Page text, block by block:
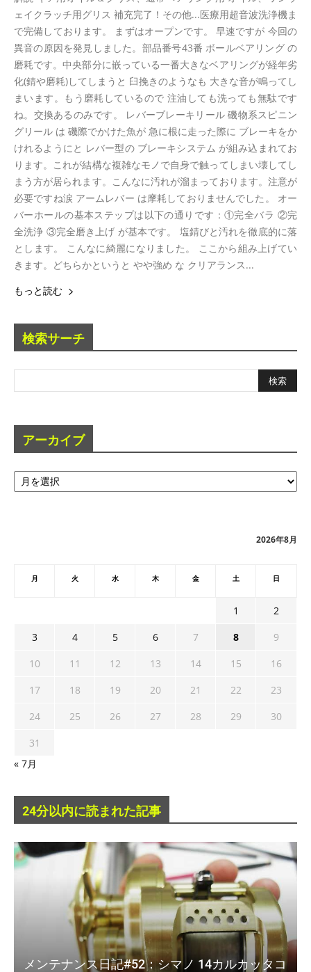
ェイクラッチ用グリス 補充完了！その他...医療用超音波洗浄機ま
で完備しております。 まずはオープンです。 早速ですが 今回の
異音の原因を発見しました。部品番号43番 ボールベアリング の
磨耗です。中央部分に嵌っている一番大きなベアリングが経年劣
化(錆や磨耗)してしまうと 臼挽きのようなも 大きな音が鳴ってし
まいます。もう磨耗しているので 注油しても洗っても無駄です
ね。交換あるのみです。 レバーブレーキリール 磯物系スピニン
グリール は 磯際でかけた魚が 急に根に走った際に ブレーキをか
けれるようにと レバー型の ブレーキシステム が組み込まれてお
ります。これが結構な複雑なモノで自身で触ってしまい壊してし
まう方が居られます。こんなに汚れが溜まっております。注意が
必要ですね涙 アームレバー は摩耗しておりませんでした。 オー
バーホールの基本ステップは以下の通りです：①完全バラ ②完
全洗浄 ③完全磨き上げ が基本です。 塩錆びと汚れを徹底的に落
とします。 こんなに綺麗になりました。 ここから組み上げてい
きます。どちらかというと やや強め な クリアランス...
もっと読む
検索サーチ
アーカイブ
ア
ー
2026年8月
月 火 水 木 金 土 日
1
2
3
4 5 6 7 8
9
10
11 12 13 14 15
16
17
18 19 20 21 22
23
24
25 26 27 28 29
30
31
« 7月
24分以内に読まれた記事
メンテナンス日記#52：シマノ 14カルカッタコ